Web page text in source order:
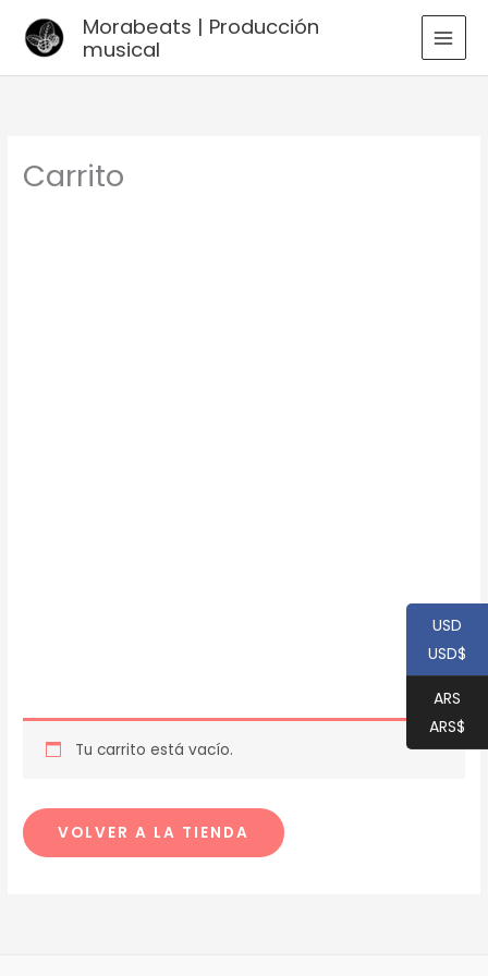
Morabeats | Producción
musical
Carrito
Tu carrito está vacío.
VOLVER A LA TIENDA
USD
USD$
ARS
ARS$